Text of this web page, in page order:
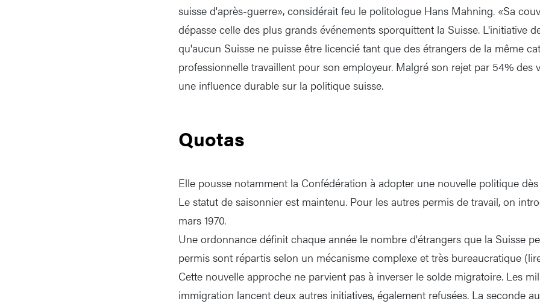
suisse d'après-guerre», considérait feu le politologue Hans Mahning. «Sa
dépasse celle des plus grands événements sporquittent la Suisse. L'initiative
qu'aucun Suisse ne puisse être licencié tant que des étrangers de la même
professionnelle travaillent pour son employeur. Malgré son rejet par 54% des
une influence durable sur la politique suisse.
Quotas
Elle pousse notamment la Confédération à adopter une nouvelle politique
Le statut de saisonnier est maintenu. Pour les autres permis de travail, on
mars 1970.
Une ordonnance définit chaque année le nombre d'étrangers que la Suisse
permis sont répartis selon un mécanisme complexe et très bureaucratique
Cette nouvelle approche ne parvient pas à inverser le solde migratoire. Les
immigration lancent deux autres initiatives, également refusées. La seconde